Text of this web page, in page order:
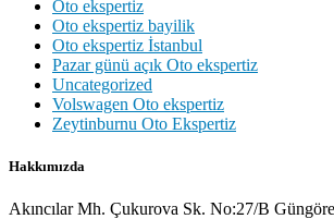
Oto ekspertiz
Oto ekspertiz bayilik
Oto ekspertiz İstanbul
Pazar günü açık Oto ekspertiz
Uncategorized
Volswagen Oto ekspertiz
Zeytinburnu Oto Ekspertiz
Hakkımızda
Akıncılar Mh. Çukurova Sk. No:27/B